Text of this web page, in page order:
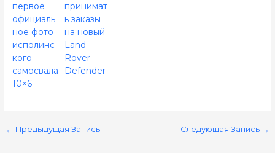
первое
официаль
ное фото
исполинс
кого
самосвала
10×6
принимат
ь заказы
на новый
Land
Rover
Defender
← Предыдущая Запись Следующая Запись →